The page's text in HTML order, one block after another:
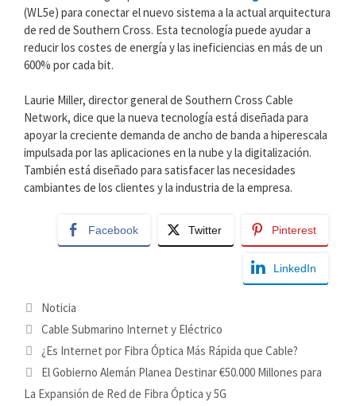
(WL5e) para conectar el nuevo sistema a la actual arquitectura
de red de Southern Cross. Esta tecnología puede ayudar a
reducir los costes de energía y las ineficiencias en más de un
600% por cada bit.
Laurie Miller, director general de Southern Cross Cable
Network, dice que la nueva tecnología está diseñada para
apoyar la creciente demanda de ancho de banda a hiperescala
impulsada por las aplicaciones en la nube y la digitalización.
También está diseñado para satisfacer las necesidades
cambiantes de los clientes y la industria de la empresa.
Facebook Twitter Pinterest
LinkedIn
Categorías
Noticia
Etiquetas
Cable Submarino Internet y Eléctrico
¿Es Internet por Fibra Óptica Más Rápida que Cable?
El Gobierno Alemán Planea Destinar €50.000 Millones para
La Expansión de Red de Fibra Óptica y 5G